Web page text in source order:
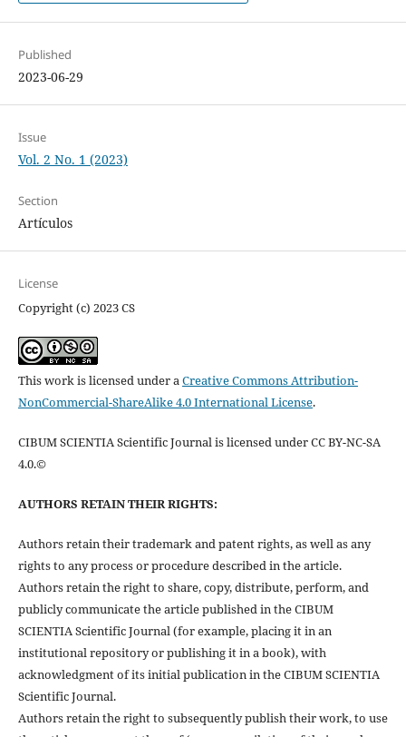
Published
2023-06-29
Issue
Vol. 2 No. 1 (2023)
Section
Artículos
License
Copyright (c) 2023 CS
This work is licensed under aCreative Commons Attribution-
NonCommercial-ShareAlike 4.0 International License.
CIBUM SCIENTIA Scientific Journal is licensed under CC BY-NC-SA
4.0.©
AUTHORS RETAIN THEIR RIGHTS:
Authors retain their trademark and patent rights, as well as any
rights to any process or procedure described in the article.
Authors retain the right to share, copy, distribute, perform, and
publicly communicate the article published in the CIBUM
SCIENTIA Scientific Journal (for example, placing it in an
institutional repository or publishing it in a book), with
acknowledgment of its initial publication in the CIBUM SCIENTIA
Scientific Journal.
Authors retain the right to subsequently publish their work, to use